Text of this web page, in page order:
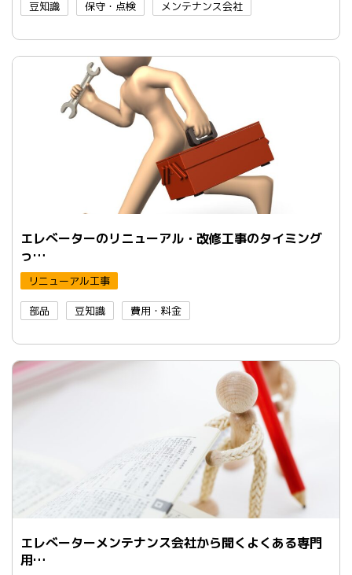
豆知識 保守・点検 メンテナンス会社
エレべーターのリニューアル・改修工事のタイミング
っ…
リニューアル工事
部品 豆知識 費用・料金
エレべーターメンテナンス会社から聞くよくある専門
用…